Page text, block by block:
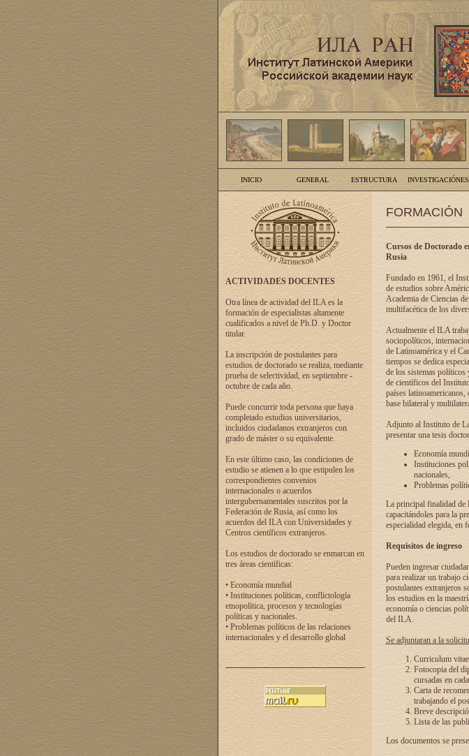
INICIO GENERAL ESTRUCTURA INVESTIGACIÓNES
ACTIVIDADES DOCENTES
Otra línea de actividad del ILA es la
formación de especialistas altamente
cualificados a nivel de Ph.D. y Doctor
titular.
La inscripción de postulantes para
estudios de doctorado se realiza, mediante
prueba de selectividad, en septiembre -
octubre de cada año.
Puede concurrir toda persona que haya
completado estudios universitarios,
incluidos ciudadanos extranjeros con
grado de máster o su equivalente.
En este último caso, las condiciones de
estudio se atienen a lo que estipulen los
correspondientes convenios
internacionales o acuerdos
intergubernamentales suscritos por la
Federación de Rusia, así como los
acuerdos del ILA con Universidades y
Centros científicos extranjeros.
Los estudios de doctorado se enmarcan en
tres áreas científicas:
• Economía mundial
• Instituciones políticas, conflictología
etnopolítica, procesos y tecnologías
políticas y nacionales.
• Problemas políticos de las relaciones
internacionales y el desarrollo global
FORMACIÓN
Cursos de Doctorado
Rusia
Fundado en 1961, el
de estudios sobre
Academia de Ciencias
multifacética de los
Actualmente el ILA
sociopolíticos,
de Latinoamérica y el
tiempos se dedica
de los sistemas políticos
de científicos del
países latinoamericanos,
base bilateral y
Adjunto al Instituto de
presentar una tesis
Economía
Instituciones
nacionales,
Problemas
La principal finalidad de
capacitándoles para la
especialidad elegida, en
Requisitos de ingreso
Pueden ingresar
para realizar un trabajo
postulantes extranjeros
los estudios en la
economía o ciencias
del ILA.
Se adjuntaran a la
Curriculum
Fotocopia del
cursadas en
Carta de
trabajando el
Breve
Lista de las
Los documentos se